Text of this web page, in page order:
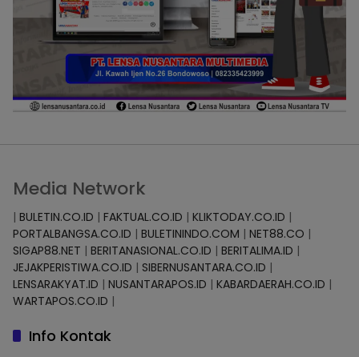
Media Network
| BULETIN.CO.ID | FAKTUAL.CO.ID | KLIKTODAY.CO.ID |
PORTALBANGSA.CO.ID | BULETININDO.COM | NET88.CO |
SIGAP88.NET | BERITANASIONAL.CO.ID | BERITALIMA.ID |
JEJAKPERISTIWA.CO.ID | SIBERNUSANTARA.CO.ID |
LENSARAKYAT.ID | NUSANTARAPOS.ID | KABARDAERAH.CO.ID |
WARTAPOS.CO.ID |
Info Kontak